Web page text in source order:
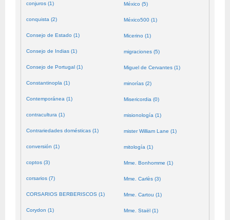
conjuros (1)
conquista (2)
Consejo de Estado (1)
Consejo de Indias (1)
Consejo de Portugal (1)
Constantinopla (1)
Contemporánea (1)
contracultura (1)
Contrariedades domésticas (1)
conversión (1)
coptos (3)
corsarios (7)
CORSARIOS BERBERISCOS (1)
Corydon (1)
México (5)
México500 (1)
Micerino (1)
migraciones (5)
Miguel de Cervantes (1)
minorías (2)
Misericordia (0)
misionología (1)
mister William Lane (1)
mitología (1)
Mme. Bonhomme (1)
Mme. Carlès (3)
Mme. Cartou (1)
Mme. Staël (1)